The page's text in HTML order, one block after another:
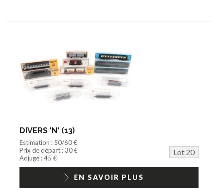
DIVERS 'N' (13)
Estimation : 50/60 €
Prix de départ : 30 €
Lot 20
Adjugé : 45 €
EN SAVOIR PLUS